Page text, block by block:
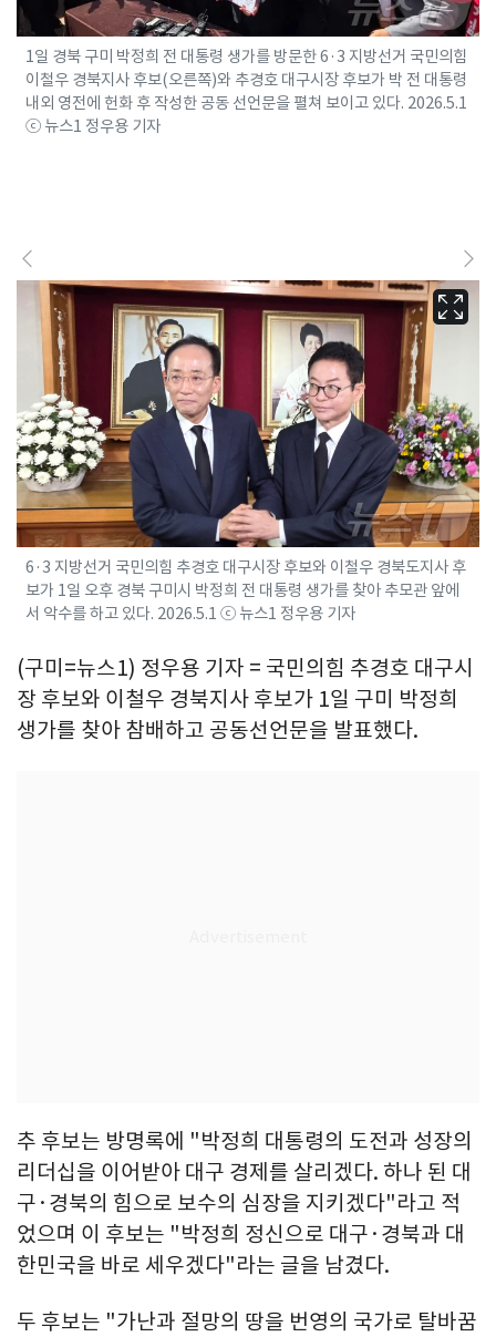
1일 경북 구미 박정희 전 대통령 생가를 방문한 6·3 지방선거 국민의힘
이철우 경북지사 후보(오른쪽)와 추경호 대구시장 후보가 박 전 대통령
내외 영전에 헌화 후 작성한 공동 선언문을 펼쳐 보이고 있다. 2026.5.1
ⓒ 뉴스1 정우용 기자
6·3 지방선거 국민의힘 추경호 대구시장 후보와 이철우 경북도지사 후
보가 1일 오후 경북 구미시 박정희 전 대통령 생가를 찾아 추모관 앞에
서 악수를 하고 있다. 2026.5.1 ⓒ 뉴스1 정우용 기자
(구미=뉴스1) 정우용 기자 = 국민의힘 추경호 대구시
장 후보와 이철우 경북지사 후보가 1일 구미 박정희
생가를 찾아 참배하고 공동선언문을 발표했다.
추 후보는 방명록에 "박정희 대통령의 도전과 성장의
리더십을 이어받아 대구 경제를 살리겠다. 하나 된 대
구·경북의 힘으로 보수의 심장을 지키겠다"라고 적
었으며 이 후보는 "박정희 정신으로 대구·경북과 대
한민국을 바로 세우겠다"라는 글을 남겼다.
두 후보는 "가난과 절망의 땅을 번영의 국가로 탈바꿈